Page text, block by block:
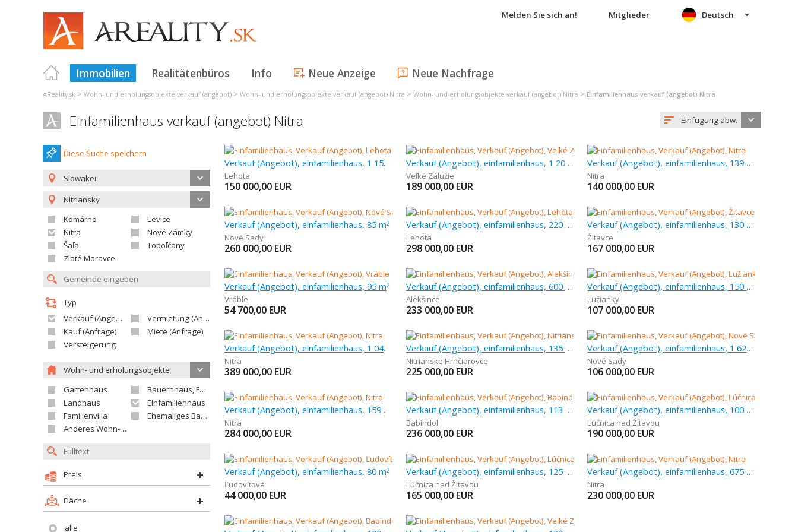
Melden Sie sich an! Mitglieder
Immobilien Realitätenbüros Info Neue Anzeige Neue Nachfrage
Deutsch
AReality.sk > Wohn- und erholungsobjekte verkauf (angebot) > Wohn- und erholungsobjekte verkauf (angebot) Nitra > Wohn- und erholungsobjekte verkauf (angebot) Nitra > Einfamilienhaus verkauf (angebot) Nitra
Einfamilienhaus verkauf (angebot) Nitra Einfügung abw.
Diese Suche speichern
Slowakei
Nitriansky
Komárno
Levice
Nitra
Nové Zámky
Šaľa
Topoľčany
Zlaté Moravce
Typ
Verkauf (Angebot)
Vermietung (Angebot)
Kauf (Anfrage)
Miete (Anfrage)
Versteigerung
Wohn- und erholungsobjekte
Gartenhaus
Bauernhaus, Ferienhaus
Landhaus
Einfamilienhaus
Familienvilla
Ehemaliges Bauerngut
Anderes Wohn- oder Ferienobjekt
Preis
Fläche
alle
Verkauf (Angebot), einfamilienhaus, 1 154 m
Lehota
150 000,00 EUR
Verkauf (Angebot), einfamilienhaus, 1 200 m
Veľké Zálužie
189 000,00 EUR
Verkauf (Angebot), einfamilienhaus, 139 m
Nitra
140 000,00 EUR
Verkauf (Angebot), einfamilienhaus, 85 m2
Nové Sady
260 000,00 EUR
Verkauf (Angebot), einfamilienhaus, 220 m
Lehota
298 000,00 EUR
Verkauf (Angebot), einfamilienhaus, 130 m
Žitavce
167 000,00 EUR
Verkauf (Angebot), einfamilienhaus, 95 m2
Vráble
54 700,00 EUR
Verkauf (Angebot), einfamilienhaus, 600 m
Alekšince
233 000,00 EUR
Verkauf (Angebot), einfamilienhaus, 150 m
Lužianky
107 000,00 EUR
Verkauf (Angebot), einfamilienhaus, 1 045 m
Nitra
389 000,00 EUR
Verkauf (Angebot), einfamilienhaus, 135 m
Nitrianske Hrnčiarovce
225 000,00 EUR
Verkauf (Angebot), einfamilienhaus, 1 628 m
Nové Sady
106 000,00 EUR
Verkauf (Angebot), einfamilienhaus, 159 m
Nitra
284 000,00 EUR
Verkauf (Angebot), einfamilienhaus, 113 m
Babindol
236 000,00 EUR
Verkauf (Angebot), einfamilienhaus, 100 m
Lúčnica nad Žitavou
190 000,00 EUR
Verkauf (Angebot), einfamilienhaus, 80 m2
Ľudovítová
44 000,00 EUR
Verkauf (Angebot), einfamilienhaus, 125 m
Lúčnica nad Žitavou
165 000,00 EUR
Verkauf (Angebot), einfamilienhaus, 675 m
Nitra
230 000,00 EUR